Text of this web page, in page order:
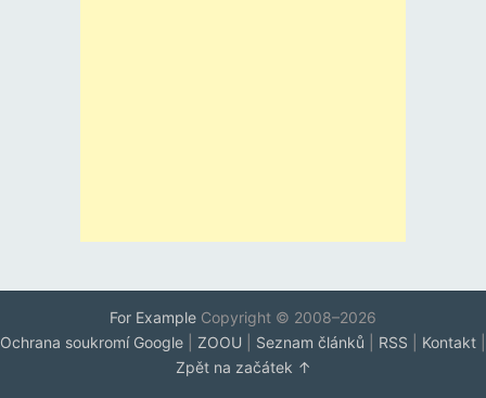
For Example Copyright © 2008–2026
Ochrana soukromí Google
ZOOU Seznam článků RSS Kontakt
Zpět na začátek ↑